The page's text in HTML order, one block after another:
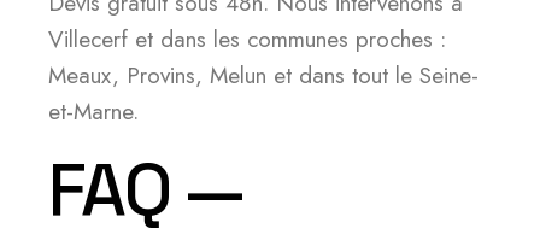
Villecerf et dans les communes proches :
Meaux, Provins, Melun et dans tout le Seine-
et-Marne.
FAQ —